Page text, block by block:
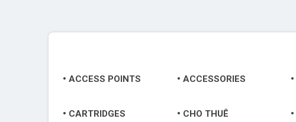
ACCESS POINTS ACCESSORIES
CARTRIDGES CHO THUÊ